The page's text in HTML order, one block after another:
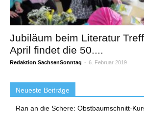
Jubiläum beim Literatur
April findet die 50....
Redaktion SachsenSonntag - 6. Februar 2019
Neueste Beiträge
Ran an die Schere: Obstbaumschnitt-